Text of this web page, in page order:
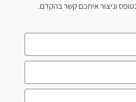
וניצור איתכם קשר בהקדם.